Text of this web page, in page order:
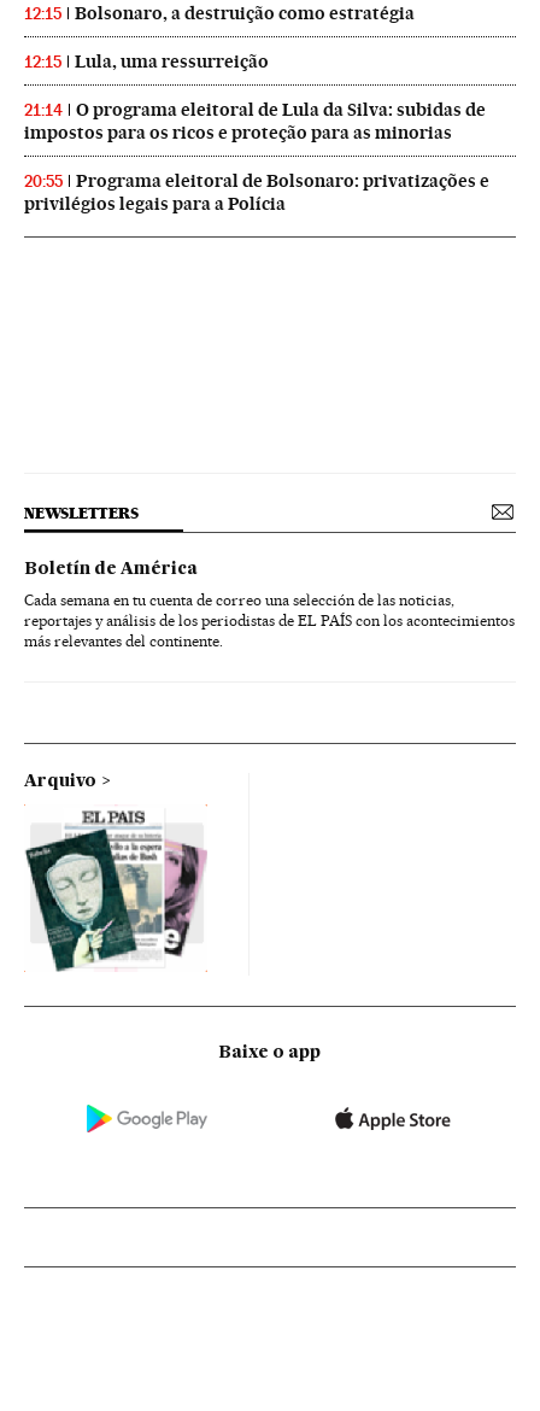
12:15 Bolsonaro, a destruição como estratégia
12:15 Lula, uma ressurreição
21:14
O programa eleitoral de Lula da Silva: subidas de
impostos para os ricos e proteção para as minorias
20:55
Programa eleitoral de Bolsonaro: privatizações e
privilégios legais para a Polícia
NEWSLETTERS
Boletín de América
Cada semana en tu cuenta de correo una selección de las noticias,
reportajes y análisis de los periodistas de EL PAÍS con los acontecimientos
más relevantes del continente.
Arquivo
Baixe o app